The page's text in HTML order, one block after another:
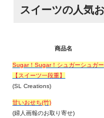
スイーツの人気
商品名
Sugar！Sugar！シュガーシュガー
【スイーツ一段重】
(SL Creations)
甘いおせち(竹)
(婦人画報のお取り寄せ)